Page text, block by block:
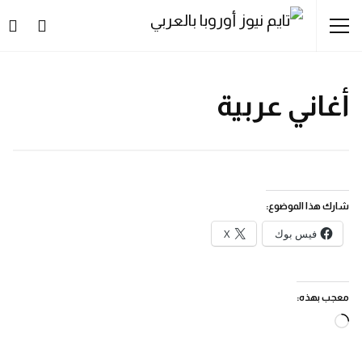
أغاني عربية
شارك هذا الموضوع:
فيس بوك X
معجب بهذه:
جاري